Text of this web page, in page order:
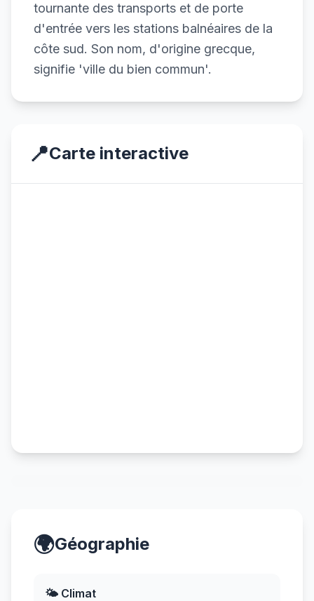
tournante des transports et de porte
d'entrée vers les stations balnéaires de la
côte sud. Son nom, d'origine grecque,
signifie 'ville du bien commun'.
📍Carte interactive
🌍Géographie
🌤️ Climat